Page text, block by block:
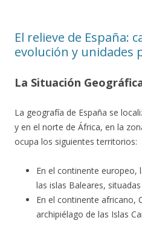
El relieve de España:
evolución y unidades
La Situación
La geografía de España se
y en el norte de África, en la
ocupa los siguientes territorios:
En el continente europeo,
las islas Baleares,
En el continente africano,
archipiélago de las Islas